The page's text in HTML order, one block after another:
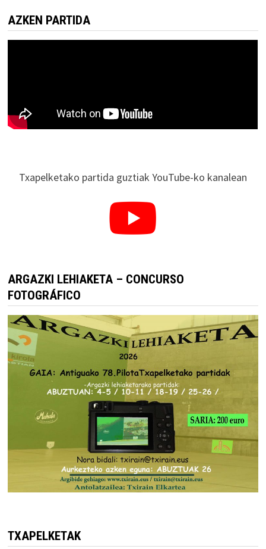
AZKEN PARTIDA
Txapelketako partida guztiak YouTube-ko kanalean
ARGAZKI LEHIAKETA – CONCURSO
FOTOGRÁFICO
TXAPELKETAK